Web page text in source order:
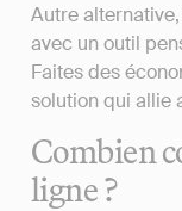
Autre
avec un outil
Faites des
solution qui allie
Combien
ligne ?